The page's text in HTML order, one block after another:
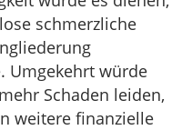
schmerzliche
Umgekehrt würde
Schaden leiden,
weitere finanzielle